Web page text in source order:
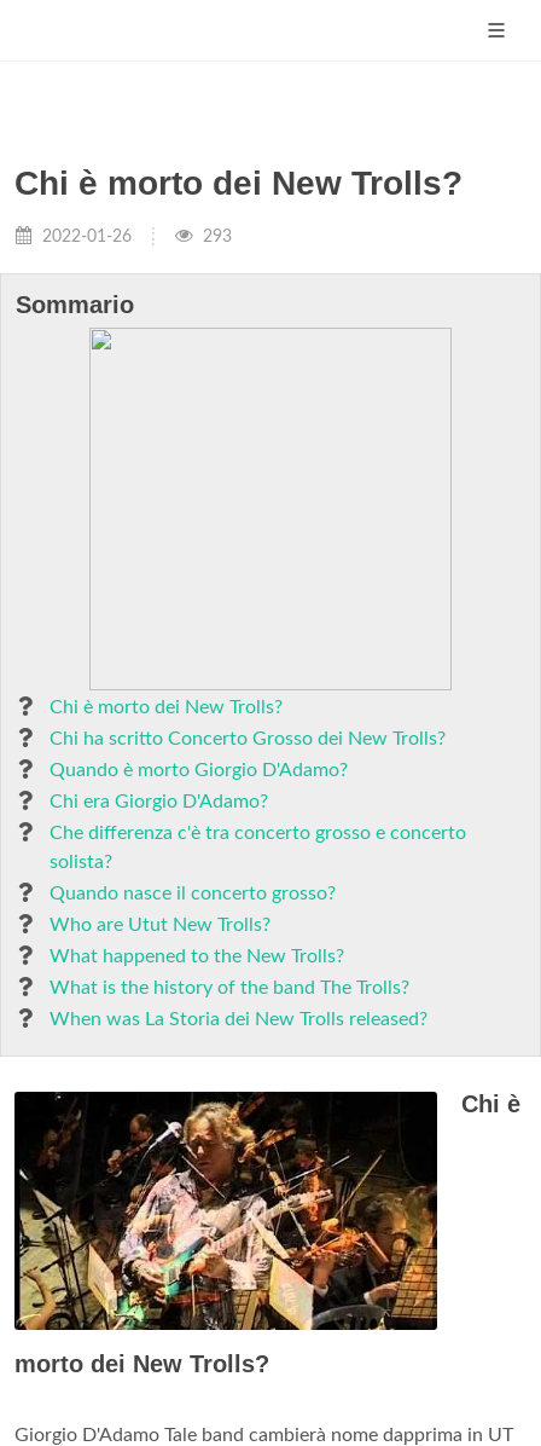
Chi è morto dei New Trolls?
2022-01-26 293
Sommario
Chi è morto dei New Trolls?
Chi ha scritto Concerto Grosso dei New Trolls?
Quando è morto Giorgio D'Adamo?
Chi era Giorgio D'Adamo?
Che differenza c'è tra concerto grosso e concerto
solista?
Quando nasce il concerto grosso?
Who are Utut New Trolls?
What happened to the New Trolls?
What is the history of the band The Trolls?
When was La Storia dei New Trolls released?
Chi è
morto dei New Trolls?
Giorgio D'Adamo Tale band cambierà nome dapprima in UT